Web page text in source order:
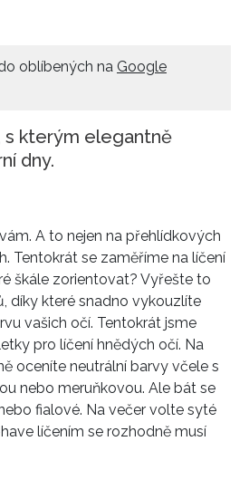
oblíbených na Google
s kterým elegantně
dny.
A to nejen na přehlídkových
Tentokrát se zaměříme na líčení
škále zorientovat? Vyřešte to
díky které snadno vykouzlíte
vašich očí. Tentokrát jsme
pro líčení hnědých očí. Na
oceníte neutrální barvy včele s
nebo meruňkovou. Ale bát se
fialové. Na večer volte syté
líčením se rozhodně musí